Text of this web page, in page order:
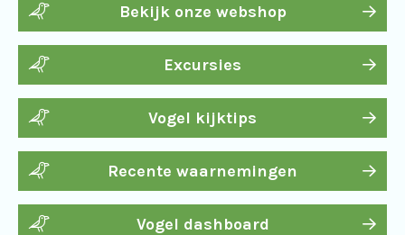
Bekijk onze webshop
Excursies
Vogel kijktips
Recente waarnemingen
Vogel dashboard